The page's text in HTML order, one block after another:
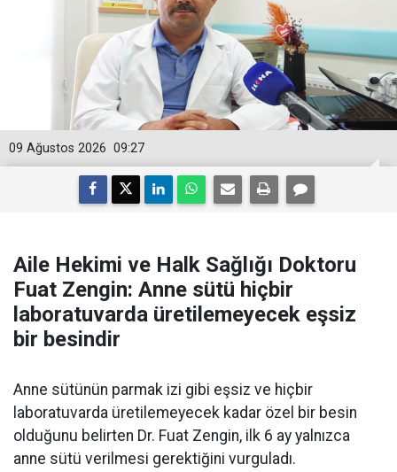
09:27
09 Ağustos 2026
Aile Hekimi ve Halk Sağlığı Doktoru
Fuat Zengin: Anne sütü hiçbir
laboratuvarda üretilemeyecek eşsiz
bir besindir
Anne sütünün parmak izi gibi eşsiz ve hiçbir
laboratuvarda üretilemeyecek kadar özel bir besin
olduğunu belirten Dr. Fuat Zengin, ilk 6 ay yalnızca
anne sütü verilmesi gerektiğini vurguladı.